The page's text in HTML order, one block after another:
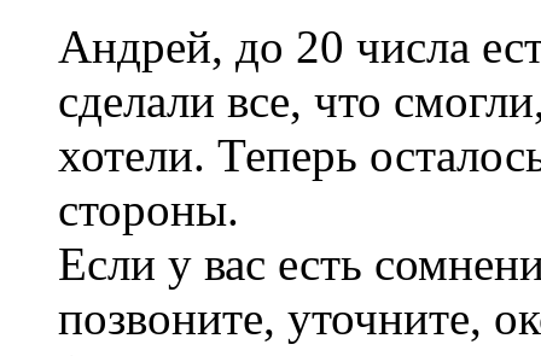
Андрей, до 20 числа
сделали все, что
хотели. Теперь
стороны.
Если у вас есть
позвоните, уточните,